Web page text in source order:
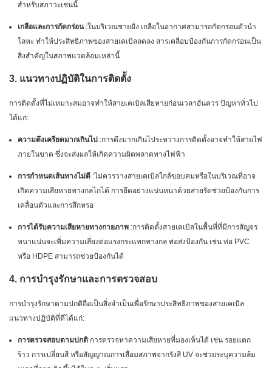
สำหรับสภาวะเช่นนี้
เกลือและการกัดกร่อน :ในบริเวณชายฝั่ง เกลือในอากาศสามารถกัดกร่อนตัวนำ
โลหะ ทำให้ประสิทธิภาพของสายเคเบิลลดลง สารเคลือบป้องกันการกัดกร่อนเป็น
สิ่งสำคัญในสภาพแวดล้อมเหล่านี้
3. แนวทางปฏิบัติในการติดตั้ง
การติดตั้งที่ไม่เหมาะสมอาจทำให้สายเคเบิลเสียหายก่อนเวลาอันควร ปัญหาทั่วไป
ได้แก่:
ความตึงเครียดมากเกินไป :การดึงมากเกินไประหว่างการติดตั้งอาจทำให้สายไฟ
ภายในขาด ซึ่งจะส่งผลให้เกิดความผิดพลาดทางไฟฟ้า
การกำหนดเส้นทางไม่ดี :ไม่ควรวางสายเคเบิลใกล้ขอบคมหรือในบริเวณที่อาจ
เกิดความเสียหายทางกลไกได้ การยึดอย่างแน่นหนาด้วยสายรัดช่วยป้องกันการ
เคลื่อนตัวและการสึกหรอ
การได้รับความเสียหายทางกายภาพ :การติดตั้งสายเคเบิลในพื้นที่ที่มีการสัญจร
หนาแน่นจะเพิ่มความเสี่ยงต่อแรงกระแทกทางกล ท่อส่งป้องกัน เช่น ท่อ PVC
หรือ HDPE สามารถช่วยป้องกันได้
4. การบำรุงรักษาและการตรวจสอบ
การบำรุงรักษาตามปกติถือเป็นสิ่งจำเป็นเพื่อรักษาประสิทธิภาพของสายเคเบิล
แนวทางปฏิบัติที่ดีได้แก่:
การตรวจสอบตามปกติ การตรวจหาความเสียหายที่มองเห็นได้ เช่น รอยแตก
ร้าว การเปลี่ยนสี หรือสัญญาณการเสื่อมสภาพจากรังสี UV จะช่วยระบุความล้ม